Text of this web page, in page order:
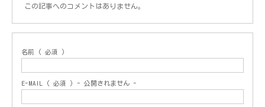
この記事へのコメントはありません。
名前 ( 必須 )
E-MAIL ( 必須 ) - 公開されません -